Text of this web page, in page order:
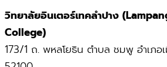
วิทยาลัยอินเตอร์เทคลำปาง
College)
173/1 ถ. พหลโยธิน ตำบล ชมพู อำเภอ